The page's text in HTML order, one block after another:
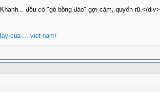
đều có "gò bồng đảo" gợi cảm, quyến rũ.</div>
cua-...-viet-nam/